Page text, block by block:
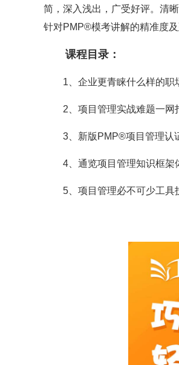
简，深入浅出，广受好评。清
针对PMP®模考讲解的精准度
课程目录：
1、企业更青睐什么样的职
2、项目管理实战难题一网
3、新版PMP®项目管理认
4、通览项目管理知识框架
5、项目管理必不可少工具